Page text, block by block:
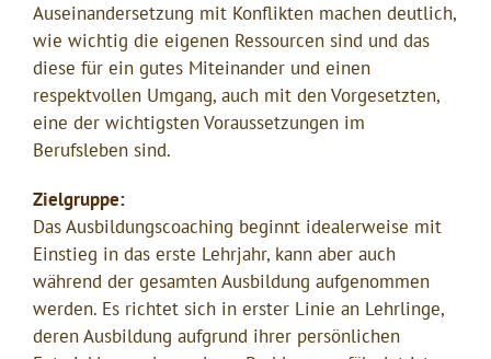
Auseinandersetzung mit Konflikten machen deutlich,
wie wichtig die eigenen Ressourcen sind und das
diese für ein gutes Miteinander und einen
respektvollen Umgang, auch mit den Vorgesetzten,
eine der wichtigsten Voraussetzungen im
Berufsleben sind.
Zielgruppe:
Das Ausbildungscoaching beginnt idealerweise mit
Einstieg in das erste Lehrjahr, kann aber auch
während der gesamten Ausbildung aufgenommen
werden. Es richtet sich in erster Linie an Lehrlinge,
deren Ausbildung aufgrund ihrer persönlichen